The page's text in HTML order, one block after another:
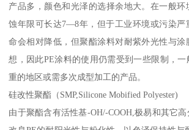
产品多，颜色和光泽的选择余地大。在一般
蚀年限可长达7—8年，但于工业环境或污染严
命会相对降低，但聚酯涂料对耐紫外光性与涂
想，因此PE涂料的使用仍需受到一些限制，
重的地区或需多次成型加工的产品。
硅改性聚酯（SMP,Silicone Mobified Polyester)
由于聚酯含有活性基-OH/-COOH,极易和其它